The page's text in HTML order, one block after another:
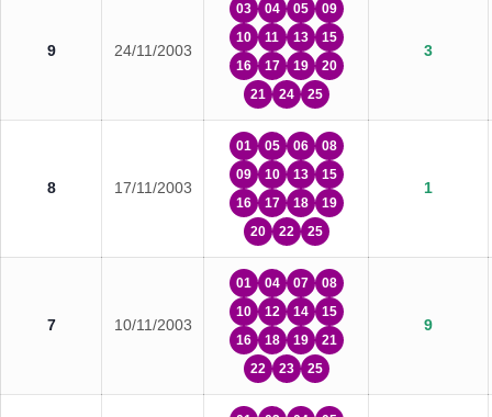
9 24/11/2003
03 04 05
09
10
11 13
15
16
17 19
20
21
24 25
3
8 17/11/2003
01 05 06
08
09
10 13
15
16
17 18
19
20
22 25
1
7 10/11/2003
01 04 07
08
10
12 14
15
16
18 19
21
22
23 25
9